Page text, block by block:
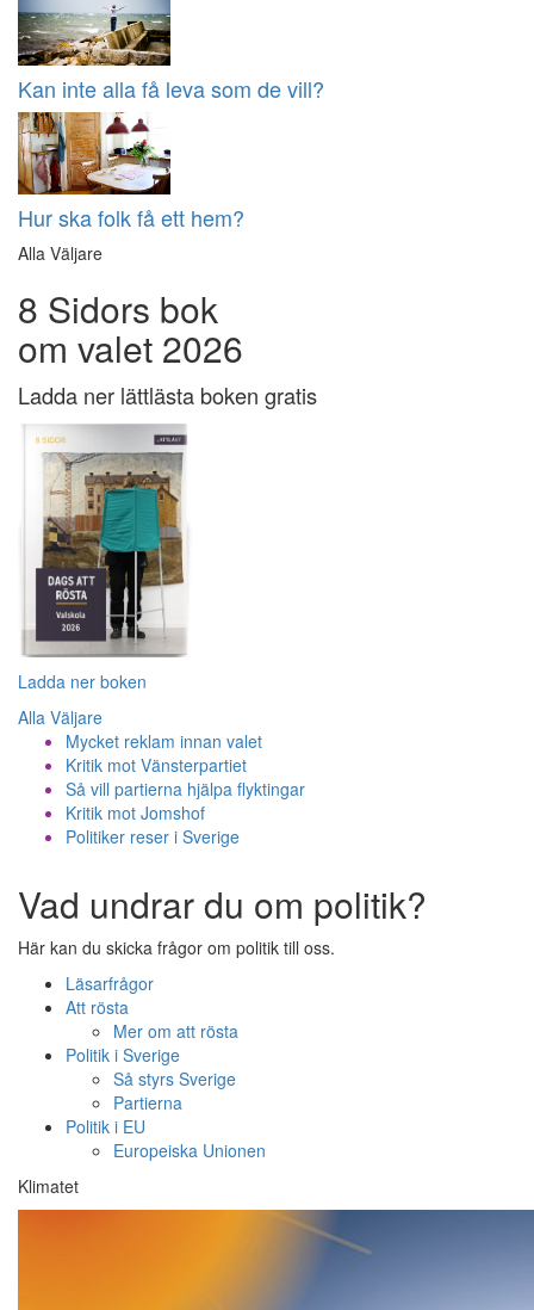
Kan inte alla få leva som de vill?
Hur ska folk få ett hem?
Alla Väljare
8 Sidors bok
om valet 2026
Ladda ner lättlästa boken gratis
Ladda ner boken
Alla Väljare
Mycket reklam innan valet
Kritik mot Vänsterpartiet
Så vill partierna hjälpa flyktingar
Kritik mot Jomshof
Politiker reser i Sverige
Vad undrar du om politik?
Här kan du skicka frågor om politik till oss.
Läsarfrågor
Att rösta
Mer om att rösta
Politik i Sverige
Så styrs Sverige
Partierna
Politik i EU
Europeiska Unionen
Klimatet